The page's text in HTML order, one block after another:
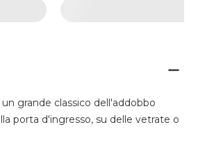
grande classico dell'addobbo
porta d'ingresso, su delle vetrate o